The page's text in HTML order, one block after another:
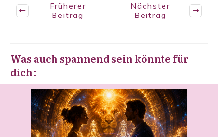
Früherer
Beitrag
Nächster
Beitrag
Was auch spannend sein könnte für
dich: